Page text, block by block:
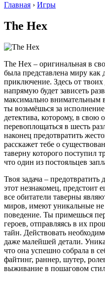
Главная › Игры
The Hex
The Hex – оригинальная в
была представлена миру как
приключение. Здесь от
напрямую будет зависеть
максимально внимательным
ты возьмёшься за
детектива, которому, в свою
перевоплощаться в шесть
наконец предотвратить
расскажет тебе о
таверну которого поступил
что один из постояльцев
Твоя задача –
этот незнакомец, предстоит
все обитатели таверны
миров, имеют уникальные
поведение. Ты примешься
героев, отправляясь в их
тайн. Действовать
даже малейшей детали.
что она успешно собрала в
файтинг, раннер, шутер,
выживание в пошаговом